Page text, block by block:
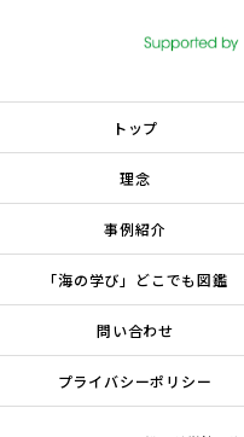
トップ
理念
事例紹介
「海の学び」どこでも図鑑
問い合わせ
プライバシーポリシー